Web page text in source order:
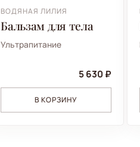
ВОДЯНАЯ ЛИЛИЯ
Бальзам для тела
Ультрапитание
5 630 ₽
В КОРЗИНУ